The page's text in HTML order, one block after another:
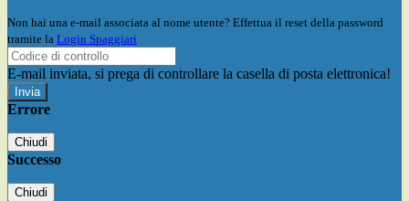
Non hai una e-mail associata al nome utente? Effettua il reset della password
tramite la Login Spaggiari
E-mail inviata, si prega di controllare la casella di posta elettronica!
Errore
Chiudi
Successo
Chiudi